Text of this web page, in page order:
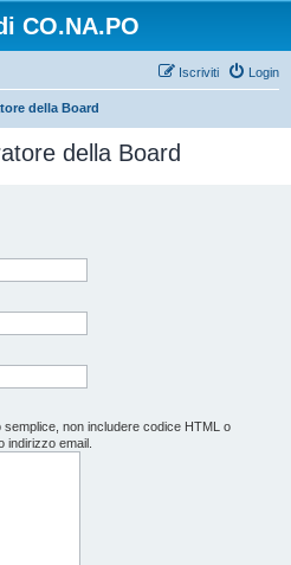
CO.NA.PO
Login
Iscriviti
della Board
della Board
non includere codice HTML o
indirizzo email.